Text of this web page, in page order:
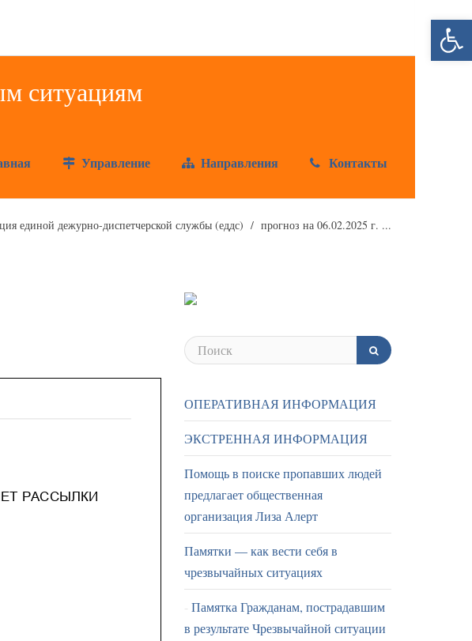
Управление Направления Контакты
единой дежурно-диспетчерской службы (еддс) прогноз на 06.02.2025 г. ...
ОПЕРАТИВНАЯ ИНФОРМАЦИЯ
ЭКСТРЕННАЯ ИНФОРМАЦИЯ
Помощь в поиске пропавших людей
предлагает общественная
организация Лиза Алерт
Памятки — как вести себя в
чрезвычайных ситуациях
Памятка Гражданам, пострадавшим
в результате Чрезвычайной ситуации